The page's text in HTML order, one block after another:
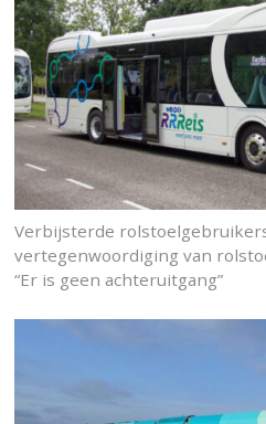
Verbijsterde
vertegenwoordiging van
“Er is geen achteruitgang”